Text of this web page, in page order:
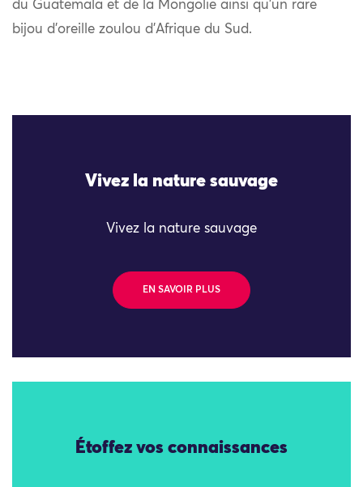
du Guatemala et de la Mongolie ainsi qu’un rare
bijou d’oreille zoulou d’Afrique du Sud.
Vivez la nature sauvage
Vivez la nature sauvage
EN SAVOIR PLUS
Étoffez vos connaissances